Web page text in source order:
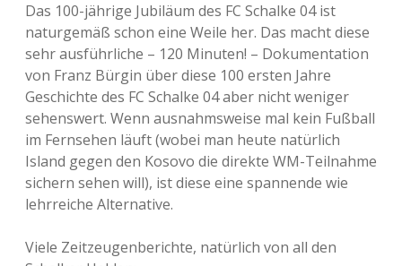
Das 100-jährige Jubiläum des FC Schalke 04 ist
naturgemäß schon eine Weile her. Das macht diese
sehr ausführliche – 120 Minuten! – Dokumentation
von Franz Bürgin über diese 100 ersten Jahre
Geschichte des FC Schalke 04 aber nicht weniger
sehenswert. Wenn ausnahmsweise mal kein Fußball
im Fernsehen läuft (wobei man heute natürlich
Island gegen den Kosovo die direkte WM-Teilnahme
sichern sehen will), ist diese eine spannende wie
lehrreiche Alternative.
Viele Zeitzeugenberichte, natürlich von all den